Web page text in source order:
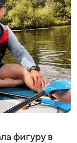
фигуру в